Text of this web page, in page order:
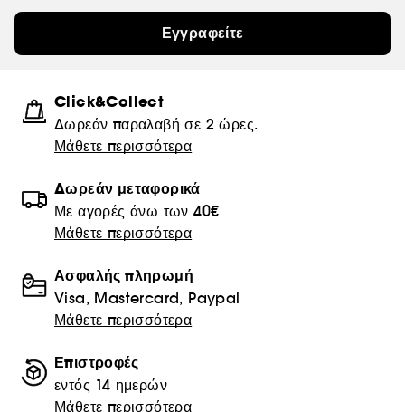
Εγγραφείτε
Click&Collect
Δωρεάν παραλαβή σε 2 ώρες.
Μάθετε περισσότερα
Δωρεάν μεταφορικά
Με αγορές άνω των 40€
Μάθετε περισσότερα
Ασφαλής πληρωμή
Visa, Mastercard, Paypal
Μάθετε περισσότερα
Επιστροφές
εντός 14 ημερών
Μάθετε περισσότερα